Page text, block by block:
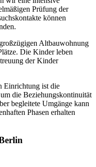
Prüfung der
können
Altbauwohnung
Die Kinder leben
der Kinder
Einrichtung ist die
die Beziehungskontinuität
begleitete Umgänge kann
Phasen erhalten